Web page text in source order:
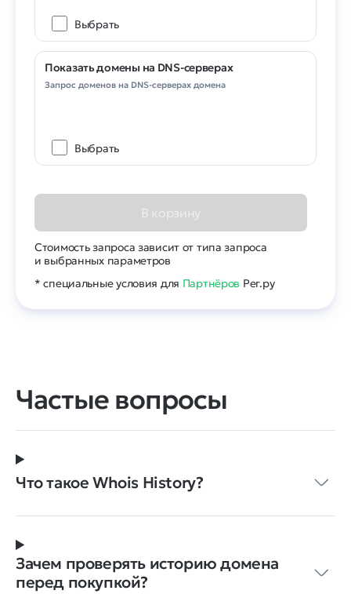
Выбрать
Показать домены на DNS-серверах
Запрос доменов на DNS-серверах домена
Выбрать
В корзину
Стоимость запроса зависит от типа запроса
и выбранных параметров
* специальные условия для Партнёров Рег.ру
Частые вопросы
Что такое Whois History?
Зачем проверять историю домена
перед покупкой?